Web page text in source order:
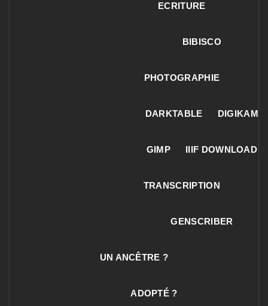
ECRITURE
BIBISCO
PHOTOGRAPHIE
DARKTABLE DIGIKAM
GIMP IIIF DOWNLOAD
TRANSCRIPTION
GENSCRIBER
UN ANCÊTRE ?
ADOPTÉ ?